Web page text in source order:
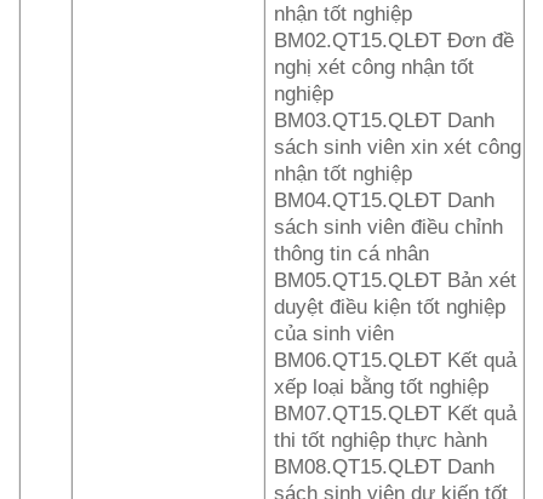
nhận tốt nghiệp
BM02.QT15.QLĐT Đơn đề
nghị xét công nhận tốt
nghiệp
BM03.QT15.QLĐT Danh
sách sinh viên xin xét công
nhận tốt nghiệp
BM04.QT15.QLĐT Danh
sách sinh viên điều chỉnh
thông tin cá nhân
BM05.QT15.QLĐT Bản xét
duyệt điều kiện tốt nghiệp
của sinh viên
BM06.QT15.QLĐT Kết quả
xếp loại bằng tốt nghiệp
BM07.QT15.QLĐT Kết quả
thi tốt nghiệp thực hành
BM08.QT15.QLĐT Danh
sách sinh viên dự kiến tốt